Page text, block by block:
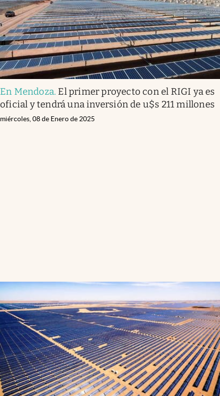
En Mendoza. El primer proyecto con el RIGI ya es
oficial y tendrá una inversión de u$s 211 millones
miércoles, 08 de Enero de 2025